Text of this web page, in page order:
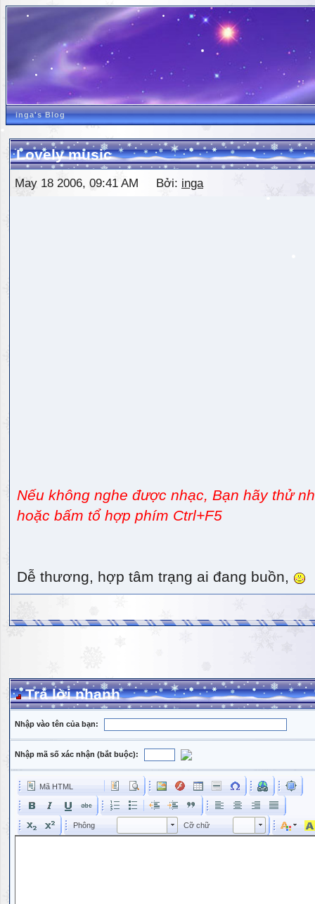
inga's Blog
Lovely music
May 18 2006, 09:41 AM Bởi: inga
Nếu không nghe được nhạc, Bạn hãy thử
hoặc bấm tổ hợp phím Ctrl+F5
Dễ thương, hợp tâm trạng ai đang buồn,
Trả lời nhanh
Nhập vào tên của bạn:
Nhập mã số xác nhận (bắt buộc):
Mã HTML
Phông Phông Cỡ chữ Kích cỡ phông